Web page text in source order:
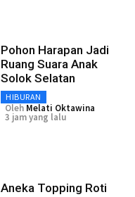
Pohon Harapan Jadi
Ruang Suara Anak
Solok Selatan
HIBURAN
Oleh Melati Oktawina
3 jam yang lalu
Aneka Topping Roti